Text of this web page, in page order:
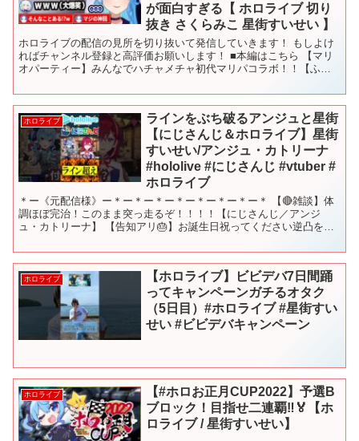
が面白すぎる【 ホロライブ 切り
抜き さくらみこ 星街すいせい 】
ホロライブの配信の見所を切り抜いて発信していきます！ もしよけ
ればチャンネル登録と高評価お願いします！ ■本編はこちら 【マリ
オパーティー】みんなでハチャメチャ初代マリパコラボ！！【ふぶ
ホロライブ
ラインをぶち破るアンジュと星街
【にじさんじ＆ホロライブ】星街
すいせい/アンジュ・カトリーナ
#hololive #にじさんじ #vtuber #
ホロライブ
＊ー《元配信様》ー＊ー＊ー＊ー＊ー＊ー＊ー＊ー＊ 【🔴雑談】体
調ほぼ完治！このまま突っ走るぞ！！！！【にじさんじ／アンジ
ュ・カトリーナ】 【告知アリ🎂】お誕生日祝ってください逆凸を開
ホロライブ
【ホロライブ】ビビデバ7日間踊
ってキャンペーンガチるオタク
（5日目）#ホロライブ #星街すい
せい #ビビデバキャンペーン
ホロライブ
【#ホロお正月CUP2022】予選B
ブロック！目指せ二連覇‼🏅【ホ
ロライブ / 星街すいせい】